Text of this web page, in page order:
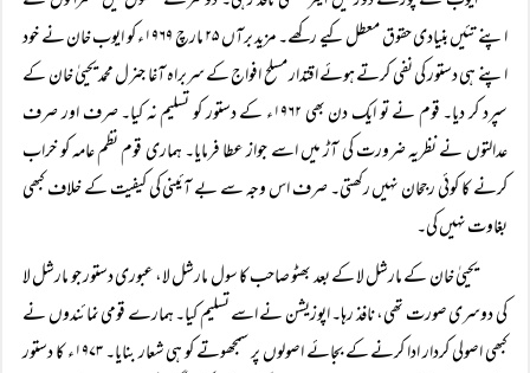
اپنے تئیں بنیادی حقوق معطل کیے رکھے۔ مزید برآں ۲۵ مارچ ۱۹۶۹ء کو ایوب خان نے خود
اپنے ہی دستور کی نفی کرتے ہوئے اقتدار مسلح افواج کے سربراہ آغا جنرل محمد یحییٰ خان کے
سپرد کر دیا۔ قوم نے تو ایک دن بھی ۱۹۶۲ء کے دستور کو تسلیم نہ کیا۔ صرف اور صرف
عدالتوں نے نظریہ ضرورت کی آڑ میں اسے جواز عطا فرمایا۔ ہماری قوم نظم عامہ کو خراب
کرنے کا کوئی رجحان نہیں رکھتی۔ صرف اس وجہ سے بے آئینی کی کیفیت کے خلاف کبھی
بغاوت نہیں کی۔
یحییٰ خان کے مارشل لا کے بعد بھٹو صاحب کا سول مارشل لا، عبوری دستور جو مارشل لا
کی دوسری صورت تھی، نافذ رہا۔ اپوزیشن نے اسے تسلیم کیا۔ ہمارے قومی نمائندوں نے
کبھی اصولی کردار ادا کرنے کے بجائے اصولوں پر سمجھوتے کو ہی شعار بنایا۔ ۱۹۷۳ء کا دستور